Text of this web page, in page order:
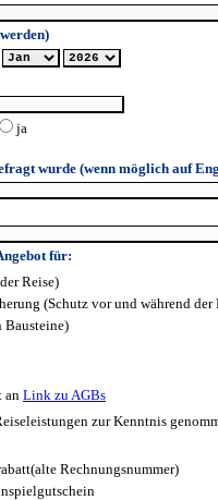
ja
wurde (wenn möglich auf
für:
Reise)
(Schutz vor und während der
Bausteine)
an Link zu AGBs
zur Kenntnis
Rechnungsnummer)